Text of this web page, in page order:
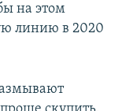
на этом
линию в 2020